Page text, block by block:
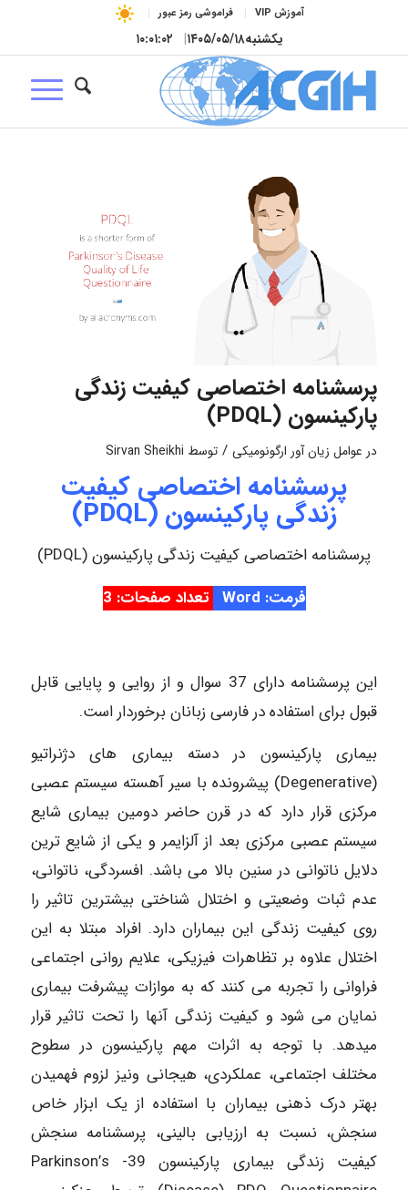
آموزش VIP فراموشی رمز عبور
یکشنبه۱۴۰۵/۰۵/۱۸| ۱۰:۰۱:۰۲
پرسشنامه اختصاصی کیفیت زندگی
پارکینسون (PDQL)
در عوامل زیان آور ارگونومیکی / توسط Sirvan Sheikhi
پرسشنامه اختصاصی کیفیت
زندگی پارکینسون (PDQL)
پرسشنامه اختصاصی کیفیت زندگی پارکینسون (PDQL)
فرمت: Word
تعداد صفحات: 3
این پرسشنامه دارای 37 سوال و از روایی و پایایی قابل
قبول برای استفاده در فارسی زبانان برخوردار است.
بیماری پارکینسون در دسته بیماری های دژنراتیو
(Degenerative) پیشرونده با سیر آهسته سیستم عصبی
مرکزی قرار دارد که در قرن حاضر دومین بیماری شایع
سیستم عصبی مرکزی بعد از آلزایمر و یکی از شایع ترین
دلایل ناتوانی در سنین بالا می باشد. افسردگی، ناتوانی،
عدم ثبات وضعیتی و اختلال شناختی بیشترین تاثیر را
روی کیفیت زندگی این بیماران دارد. افراد مبتلا به این
اختلال علاوه بر تظاهرات فیزیکی، علایم روانی اجتماعی
فراوانی را تجربه می کنند که به موازات پیشرفت بیماری
نمایان می شود و کیفیت زندگی آنها را تحت تاثیر قرار
میدهد. با توجه به اثرات مهم پارکینسون در سطوح
مختلف اجتماعی، عملکردی، هیجانی ونیز لزوم فهمیدن
بهتر درک ذهنی بیماران با استفاده از یک ابزار خاص
سنجش، نسبت به ارزیابی بالینی، پرسشنامه سنجش
کیفیت زندگی بیماری پارکینسون 39- Parkinson’s